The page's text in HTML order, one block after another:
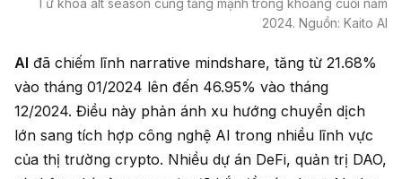
Từ khóa alt season cũng tăng mạnh trong khoảng cuối năm
2024. Nguồn: Kaito AI
AI đã chiếm lĩnh narrative mindshare, tăng từ 21.68%
vào tháng 01/2024 lên đến 46.95% vào tháng
12/2024. Điều này phản ánh xu hướng chuyển dịch
lớn sang tích hợp công nghệ AI trong nhiều lĩnh vực
của thị trường crypto. Nhiều dự án DeFi, quản trị DAO,